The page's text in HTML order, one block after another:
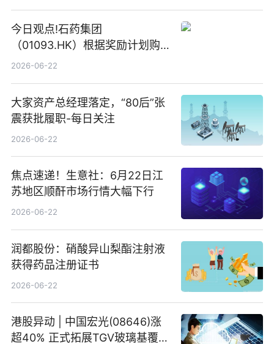
今日观点!石药集团
（01093.HK）根据奖励计划购
回580万股
2026-06-22
大家资产总经理落定，“80后”张
震获批履职-每日关注
2026-06-22
焦点速递！生意社：6月22日江
苏地区顺酐市场行情大幅下行
2026-06-22
润都股份：硝酸异山梨酯注射液
获得药品注册证书
2026-06-22
港股异动 | 中国宏光(08646)涨
超40% 正式拓展TGV玻璃基覆铜